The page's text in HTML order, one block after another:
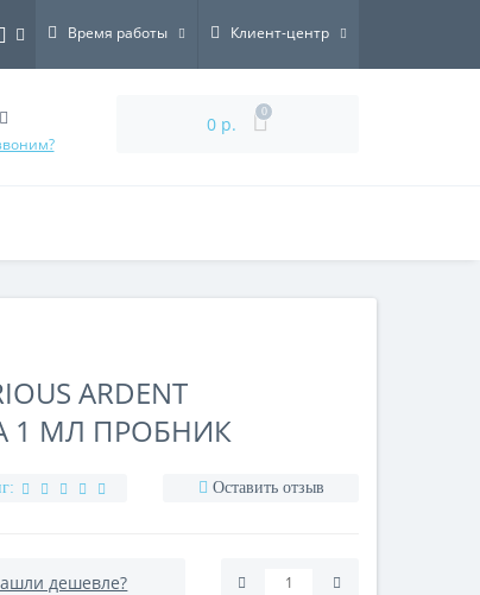
Время работы Клиент-центр
0 р.
0
ARDENT
1 МЛ ПРОБНИК
Оставить отзыв
дешевле?